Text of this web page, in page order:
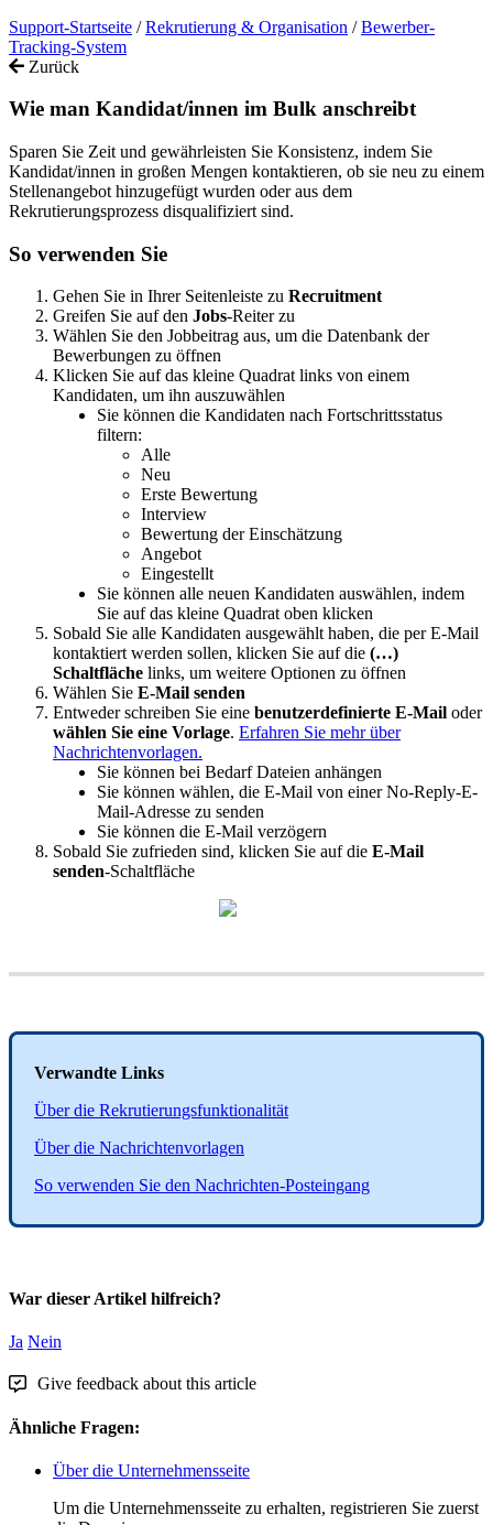
Support-Startseite / Rekrutierung & Organisation / Bewerber-
Tracking-System
Zurück
Wie man Kandidat/innen im Bulk anschreibt
Sparen Sie Zeit und gewährleisten Sie Konsistenz, indem Sie
Kandidat/innen in großen Mengen kontaktieren, ob sie neu zu einem
Stellenangebot hinzugefügt wurden oder aus dem
Rekrutierungsprozess disqualifiziert sind.
So verwenden Sie
Gehen Sie in Ihrer Seitenleiste zu Recruitment
Greifen Sie auf den Jobs-Reiter zu
Wählen Sie den Jobbeitrag aus, um die Datenbank der
Bewerbungen zu öffnen
Klicken Sie auf das kleine Quadrat links von einem
Kandidaten, um ihn auszuwählen
Sie können die Kandidaten nach Fortschrittsstatus
filtern:
Alle
Neu
Erste Bewertung
Interview
Bewertung der Einschätzung
Angebot
Eingestellt
Sie können alle neuen Kandidaten auswählen, indem
Sie auf das kleine Quadrat oben klicken
Sobald Sie alle Kandidaten ausgewählt haben, die per E-Mail
kontaktiert werden sollen, klicken Sie auf die (…)
Schaltfläche links, um weitere Optionen zu öffnen
Wählen Sie E-Mail senden
Entweder schreiben Sie eine benutzerdefinierte E-Mail oder
wählen Sie eine Vorlage. Erfahren Sie mehr über
Nachrichtenvorlagen.
Sie können bei Bedarf Dateien anhängen
Sie können wählen, die E-Mail von einer No-Reply-E-
Mail-Adresse zu senden
Sie können die E-Mail verzögern
Sobald Sie zufrieden sind, klicken Sie auf die E-Mail
senden-Schaltfläche
Verwandte Links
Über die Rekrutierungsfunktionalität
Über die Nachrichtenvorlagen
So verwenden Sie den Nachrichten-Posteingang
War dieser Artikel hilfreich?
Ja Nein
Give feedback about this article
Ähnliche Fragen:
Über die Unternehmensseite
Um die Unternehmensseite zu erhalten, registrieren Sie zuerst